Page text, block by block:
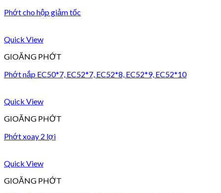
Phớt cho hộp giảm tốc
Quick View
GIOĂNG PHỚT
Phớt nắp EC50*7, EC52*7, EC52*8, EC52*9, EC52*10
Quick View
GIOĂNG PHỚT
Phớt xoay 2 lợi
Quick View
GIOĂNG PHỚT